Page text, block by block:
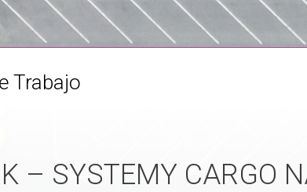
Trabajo
– SYSTEMY CARGO